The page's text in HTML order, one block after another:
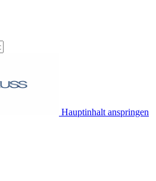
Hauptinhalt anspringen